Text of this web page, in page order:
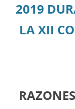
2019
LA XII